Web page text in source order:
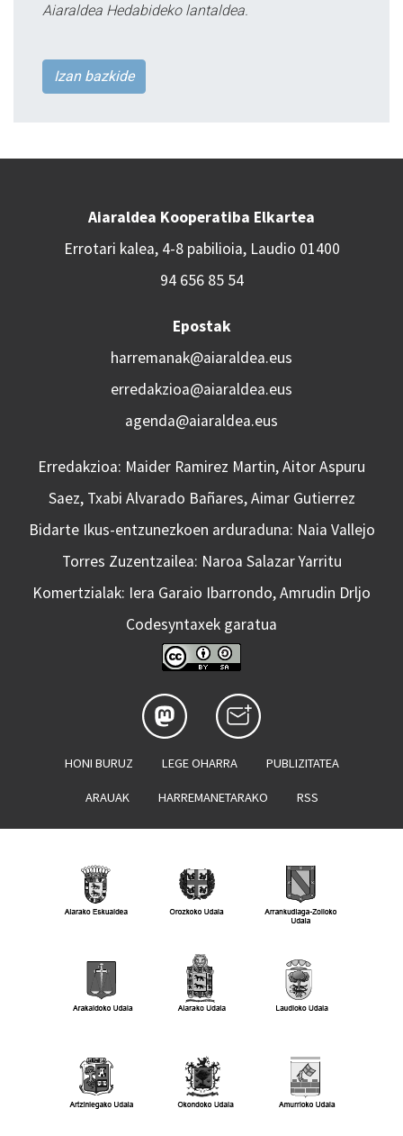
Aiaraldea Hedabideko lantaldea.
Izan bazkide
Aiaraldea Kooperatiba Elkartea
Errotari kalea, 4-8 pabilioia, Laudio 01400
94 656 85 54
Epostak
harremanak@aiaraldea.eus
erredakzioa@aiaraldea.eus
agenda@aiaraldea.eus
Erredakzioa: Maider Ramirez Martin, Aitor Aspuru
Saez, Txabi Alvarado Bañares, Aimar Gutierrez
Bidarte Ikus-entzunezkoen arduraduna: Naia Vallejo
Torres Zuzentzailea: Naroa Salazar Yarritu
Komertzialak: Iera Garaio Ibarrondo, Amrudin Drljo
Codesyntaxek garatua
HONI BURUZ LEGE OHARRA PUBLIZITATEA
ARAUAK HARREMANETARAKO RSS